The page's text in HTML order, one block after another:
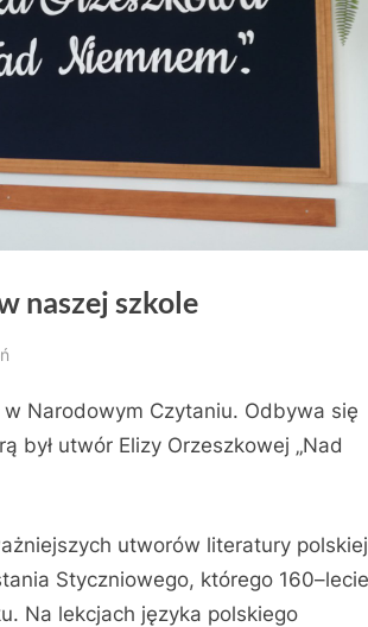
naszej szkole
Narodowym Czytaniu. Odbywa się
był utwór Elizy Orzeszkowej „Nad
utworów literatury polskiej
Styczniowego, którego 160–lecie
Na lekcjach języka polskiego